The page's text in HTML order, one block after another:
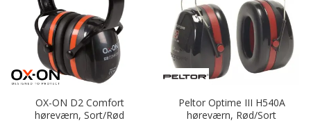
OX-ON D2 Comfort
høreværn, Sort/Rød
Peltor Optime III H540A
høreværn, Rød/Sort